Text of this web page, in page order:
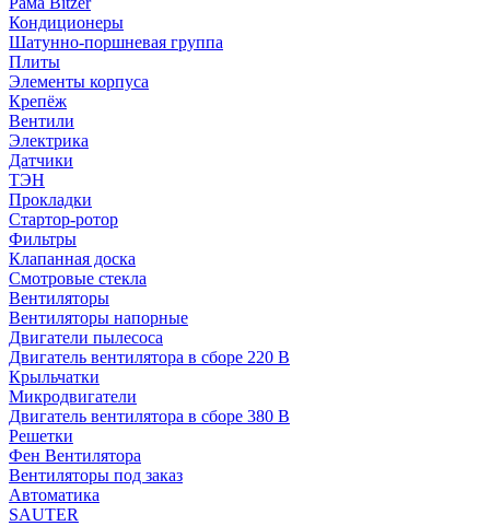
Кондиционеры
Шатунно-поршневая группа
Плиты
Элементы корпуса
Крепёж
Вентили
Электрика
Датчики
ТЭН
Прокладки
Стартор-ротор
Фильтры
Клапанная доска
Смотровые стекла
Вентиляторы
Вентиляторы напорные
Двигатели пылесоса
Двигатель вентилятора в сборе 220 В
Крыльчатки
Микродвигатели
Двигатель вентилятора в сборе 380 В
Решетки
Фен Вентилятора
Вентиляторы под заказ
Автоматика
SAUTER